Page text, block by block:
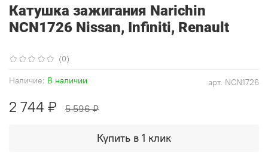
(0)
арт. NCN1726
Наличие: В наличии
Катушка зажигания Narichin
NCN1726 Nissan, Infiniti, Renault
2 744 ₽ 5 596 ₽
Купить в 1 клик